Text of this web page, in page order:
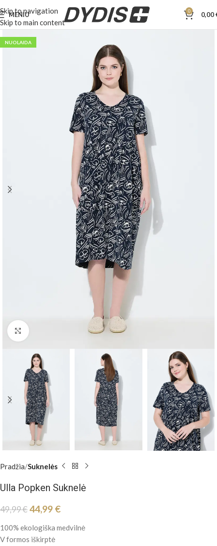
Skip to navigation
Skip to main content
MENIU 0 0,00
NUOLAIDA
Padidinti
Pradžia Suknelės
Ulla Popken Suknelė
49,99€44,99 €
100% ekologiška medvilnė
V formos iškirptė